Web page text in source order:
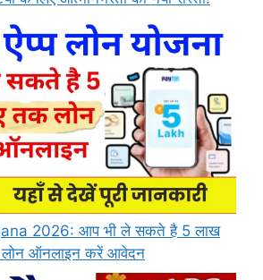
2026: आप भी ले सकते है 5 लाख
लोन ऑनलाइन करें आवेदन